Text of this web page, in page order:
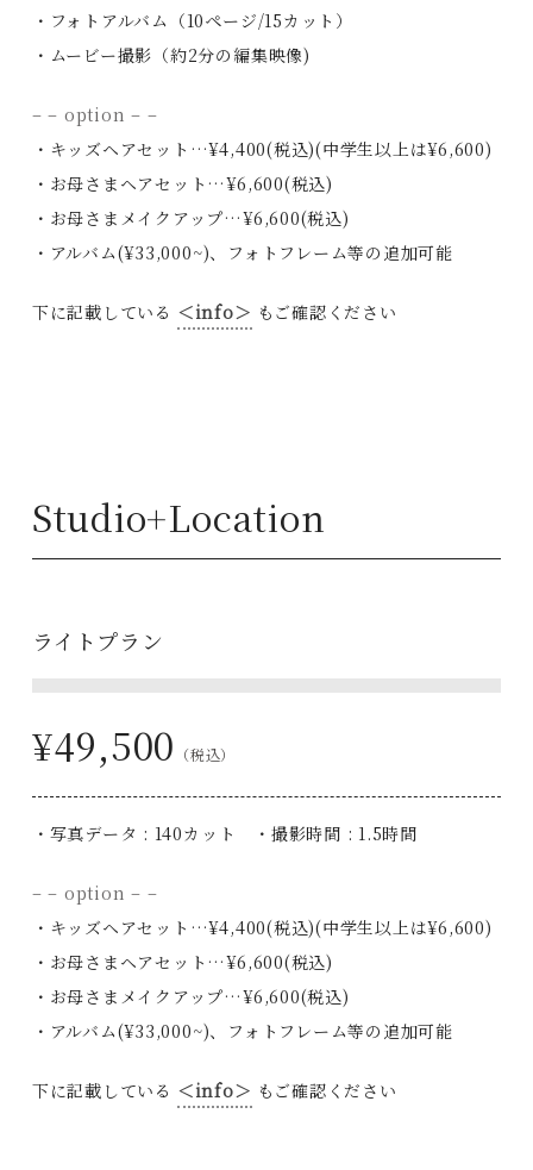
・フォトアルバム（10ページ/15カット）
・ムービー撮影（約2分の編集映像)
– – option – –
・キッズヘアセット…¥4,400(税込)(中学生以上は¥6,600)
・お母さまヘアセット…¥6,600(税込)
・お母さまメイクアップ…¥6,600(税込)
・アルバム(¥33,000~)、フォトフレーム等の追加可能
下に記載している ＜info＞ もご確認ください
Studio+Location
ライトプラン
¥49,500 （税込）
・写真データ : 140カット ・撮影時間 : 1.5時間
– – option – –
・キッズヘアセット…¥4,400(税込)(中学生以上は¥6,600)
・お母さまヘアセット…¥6,600(税込)
・お母さまメイクアップ…¥6,600(税込)
・アルバム(¥33,000~)、フォトフレーム等の追加可能
下に記載している ＜info＞ もご確認ください